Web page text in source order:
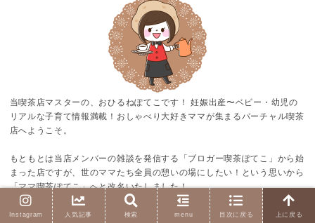
当喫茶店マスターの、おひるねぽてこです！ 妊娠出産〜ベビー・幼児の
リアルな子育て情報満載！おしゃべり大好きママが集まるバーチャル喫茶
店へようこそ。
もともとは当店メンバーの雑談を発信する「ブロガー喫茶ぽてこ」から始
まった店ですが、世のママたち全員の憩いの場にしたい！という思いから
「ママ喫茶ぽてこ」へと改名いたしました！
【ママのことは、ママに聞け！】私の経験上、ベビーグッズのお買い物相
Instagram 人気記事 検索 menu 目次に戻る 上に戻る